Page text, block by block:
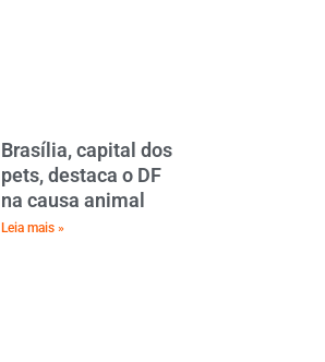
Brasília, capital dos
pets, destaca o DF
na causa animal
Leia mais »